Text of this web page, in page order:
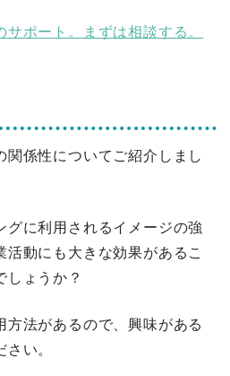
ポート。まずは相談する。
関係性についてご紹介しまし
グに利用されるイメージの強
活動にも大きな効果があるこ
しょうか？
方法があるので、興味がある
い。